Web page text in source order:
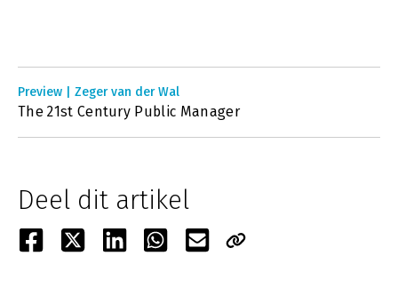
Preview | Zeger van der Wal
The 21st Century Public Manager
Deel dit artikel